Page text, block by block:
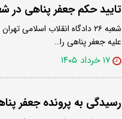
تایید حکم جعفر پناهی در شعبه ٢۶ دادگاه انقلاب
شعبه ٢۶ دادگاه انقلاب
علیه جعفر پناهی را…
۱۷ خرداد ۱۴۰۵
رسیدگی به پرونده جعفر پناهی در شعبه ۲۶